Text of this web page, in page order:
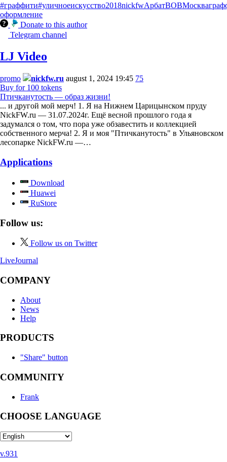
#граффити#уличноеискусство2018nickfwАрбатВОВМосква
оформление
Donate to this author
Telegram channel
LJ Video
promo nickfw.ru august 1, 2024 19:45 75
Buy for 100 tokens
Птичканутость — образ жизни!
... и другой мой мерч! 1. Я на Нижнем Царицынском пруду
NickFW.ru — 31.07.2024г. Ещё весной прошлого года я
задумался о том, что пора уже обзавестить и коллекцией
собственного мерча! 2. Я и моя "Птичканутость" в Ульяновском
лесопарке NickFW.ru —…
Applications
Download
Huawei
RuStore
Follow us:
Follow us on Twitter
LiveJournal
COMPANY
About
News
Help
PRODUCTS
"Share" button
COMMUNITY
Frank
CHOOSE LANGUAGE
v.931